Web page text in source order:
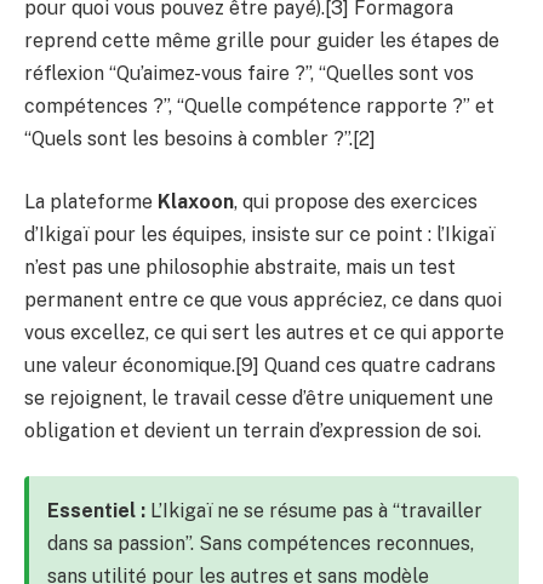
pour quoi vous pouvez être payé).[3] Formagora
reprend cette même grille pour guider les étapes de
réflexion “Qu’aimez-vous faire ?”, “Quelles sont vos
compétences ?”, “Quelle compétence rapporte ?” et
“Quels sont les besoins à combler ?”.[2]
La plateforme Klaxoon, qui propose des exercices
d’Ikigaï pour les équipes, insiste sur ce point : l’Ikigaï
n’est pas une philosophie abstraite, mais un test
permanent entre ce que vous appréciez, ce dans quoi
vous excellez, ce qui sert les autres et ce qui apporte
une valeur économique.[9] Quand ces quatre cadrans
se rejoignent, le travail cesse d’être uniquement une
obligation et devient un terrain d’expression de soi.
Essentiel : L’Ikigaï ne se résume pas à “travailler
dans sa passion”. Sans compétences reconnues,
sans utilité pour les autres et sans modèle